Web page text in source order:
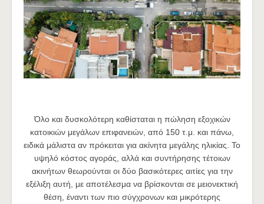
Όλο και δυσκολότερη καθίσταται η πώληση εξοχικών
κατοικιών μεγάλων επιφανειών, από 150 τ.μ. και πάνω,
ειδικά μάλιστα αν πρόκειται για ακίνητα μεγάλης ηλικίας. Το
υψηλό κόστος αγοράς, αλλά και συντήρησης τέτοιων
ακινήτων θεωρούνται οι δύο βασικότερες αιτίες για την
εξέλιξη αυτή, με αποτέλεσμα να βρίσκονται σε μειονεκτική
θέση, έναντι των πιο σύγχρονων και μικρότερης